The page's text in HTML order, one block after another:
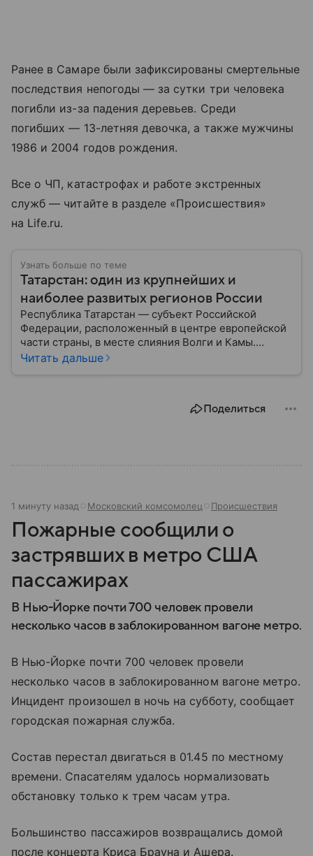
Ранее в Самаре были зафиксированы смертельные
последствия непогоды — за сутки три человека
погибли из-за падения деревьев. Среди
погибших — 13-летняя девочка, а также мужчины
1986 и 2004 годов рождения.
Все о ЧП, катастрофах и работе экстренных
служб — читайте в разделе «Происшествия»
на Life.ru.
Узнать больше по теме
Татарстан: один из крупнейших и
наиболее развитых регионов России
Республика Татарстан — субъект Российской
Федерации, расположенный в центре европейской
части страны, в месте слияния Волги и Камы.
Регион считается одним из ведущих
наследием, многонациональным населением и
Читать дальше
Поделиться
1 минуту назад Московский комсомолец Происшествия
Пожарные сообщили о
застрявших в метро США
пассажирах
В Нью-Йорке почти 700 человек провели
несколько часов в заблокированном вагоне метро.
В Нью-Йорке почти 700 человек провели
несколько часов в заблокированном вагоне метро.
Инцидент произошел в ночь на субботу, сообщает
городская пожарная служба.
Состав перестал двигаться в 01.45 по местному
времени. Спасателям удалось нормализовать
обстановку только к трем часам утра.
Большинство пассажиров возвращались домой
после концерта Криса Брауна и Ашера.